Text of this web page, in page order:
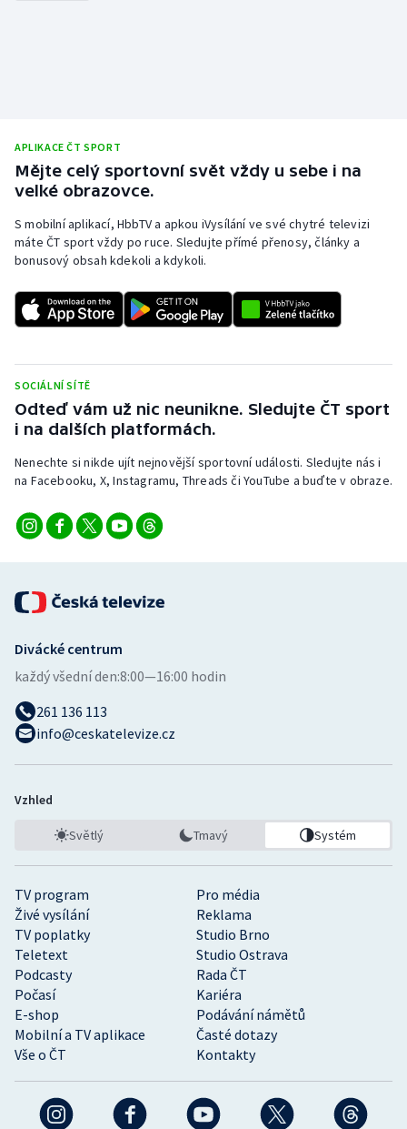
APLIKACE ČT SPORT
Mějte celý sportovní svět vždy u sebe i na
velké obrazovce.
S mobilní aplikací, HbbTV a apkou iVysílání ve své chytré televizi
máte ČT sport vždy po ruce. Sledujte přímé přenosy, články a
bonusový obsah kdekoli a kdykoli.
SOCIÁLNÍ SÍTĚ
Odteď vám už nic neunikne. Sledujte ČT sport
i na dalších platformách.
Nenechte si nikde ujít nejnovější sportovní události. Sledujte nás i
na Facebooku, X, Instagramu, Threads či YouTube a buďte v obraze.
TV program
Pro média
Živé vysílání
Reklama
TV poplatky
Studio Brno
Teletext
Studio Ostrava
Podcasty
Rada ČT
Počasí
Kariéra
E-shop
Podávání námětů
Mobilní a TV aplikace
Časté dotazy
Vše o ČT
Kontakty
Divácké centrum
každý všední den:8:00—16:00 hodin
261 136 113
info@ceskatelevize.cz
Vzhled
Světlý Tmavý Systém